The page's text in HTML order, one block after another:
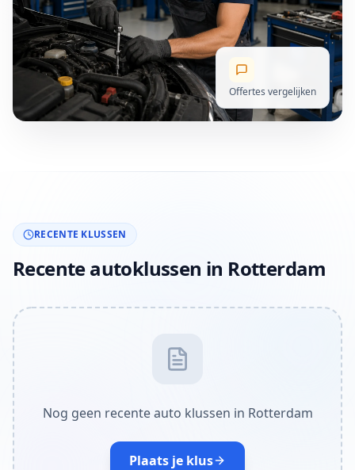
Offertes vergelijken
RECENTE KLUSSEN
Recente autoklussen in Rotterdam
Nog geen recente auto klussen in Rotterdam
Plaats je klus